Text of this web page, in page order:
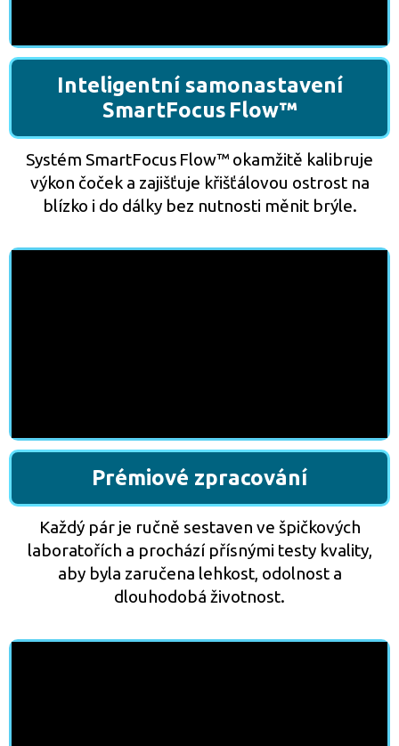
Inteligentní samonastavení
SmartFocus Flow™
Systém SmartFocus Flow™ okamžitě kalibruje
výkon čoček a zajišťuje křišťálovou ostrost na
blízko i do dálky bez nutnosti měnit brýle.
Prémiové zpracování
Každý pár je ručně sestaven ve špičkových
laboratořích a prochází přísnými testy kvality,
aby byla zaručena lehkost, odolnost a
dlouhodobá životnost.